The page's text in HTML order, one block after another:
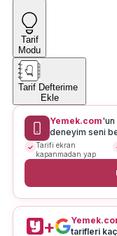
Tarif
Modu
Tarif Defterime
Ekle
Yemek.com'un
deneyim seni
Tarifi ekran
kapanmadan yap
+
tarifleri